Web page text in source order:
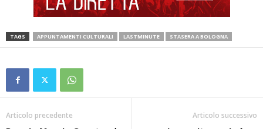
TAGS APPUNTAMENTI CULTURALI LASTMINUTE STASERA A BOLOGNA
Articolo precedente Articolo successivo